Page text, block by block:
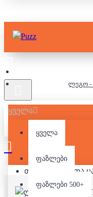
ყველა
ყველა
ფაზლები
ფაზლები 500+
თქვენი კალათა
ლეგო -
ᲚᲔᲒᲝ -